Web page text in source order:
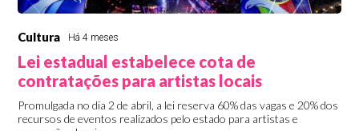
Cultura Há 4 meses
Lei estadual estabelece cota de
contratações para artistas locais
Promulgada no dia 2 de abril, a lei reserva 60% das vagas e 20% dos
recursos de eventos realizados pelo estado para artistas e